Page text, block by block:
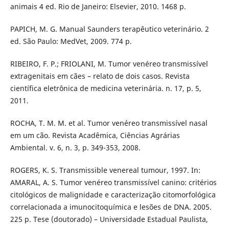
animais 4 ed. Rio de Janeiro: Elsevier, 2010. 1468 p.
PAPICH, M. G. Manual Saunders terapêutico veterinário. 2
ed. São Paulo: MedVet, 2009. 774 p.
RIBEIRO, F. P.; FRIOLANI, M. Tumor venéreo transmissível
extragenitais em cães – relato de dois casos. Revista
científica eletrônica de medicina veterinária. n. 17, p. 5,
2011.
ROCHA, T. M. M. et al. Tumor venéreo transmissível nasal
em um cão. Revista Acadêmica, Ciências Agrárias
Ambiental. v. 6, n. 3, p. 349-353, 2008.
ROGERS, K. S. Transmissible venereal tumour, 1997. In:
AMARAL, A. S. Tumor venéreo transmissível canino: critérios
citológicos de malignidade e caracterização citomorfológica
correlacionada a imunocitoquímica e lesões de DNA. 2005.
225 p. Tese (doutorado) – Universidade Estadual Paulista,